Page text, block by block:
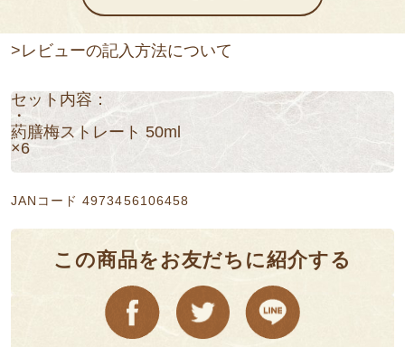
>レビューの記入方法について
セット内容：
・
葯膳梅ストレート 50ml
×6
JANコード 4973456106458
この商品をお友だちに紹介する